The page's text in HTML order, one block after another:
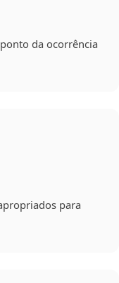
da ocorrência
para